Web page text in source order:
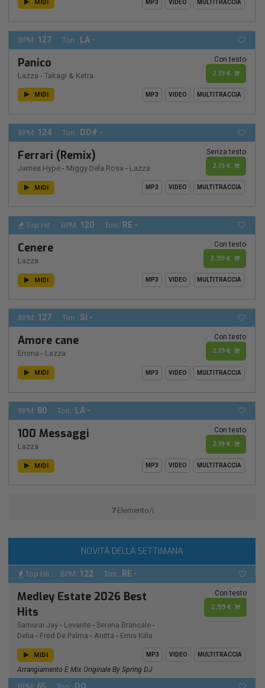
MIDI MP3 VIDEO MULTITRACCIA
BPM: 127 Ton.: LA -
Panico
Lazza - Takagi & Ketra
Con testo
2,19 €
MIDI MP3 VIDEO MULTITRACCIA
BPM: 124 Ton.: DO# -
Ferrari (Remix)
James Hype - Miggy Dela Rosa - Lazza
Senza testo
2,19 €
MIDI MP3 VIDEO MULTITRACCIA
Top Hit BPM: 120 Ton.: RE -
Cenere
Lazza
Con testo
2,99 €
MIDI MP3 VIDEO MULTITRACCIA
BPM: 127 Ton.: SI -
Amore cane
Emma - Lazza
Con testo
2,19 €
MIDI MP3 VIDEO MULTITRACCIA
BPM: 80 Ton.: LA -
100 Messaggi
Lazza
Con testo
2,19 €
MIDI MP3 VIDEO MULTITRACCIA
7Elemento/i
NOVITÀ DELLA SETTIMANA
Top Hit BPM: 122 Ton.: RE -
Medley Estate 2026 Best
Hits
Samurai Jay - Levante - Serena Brancale -
Delia - Fred De Palma - Anitta - Emis Killa
Con testo
2,99 €
MIDI MP3 VIDEO MULTITRACCIA
Arrangiamento E Mix Originale By Spring DJ